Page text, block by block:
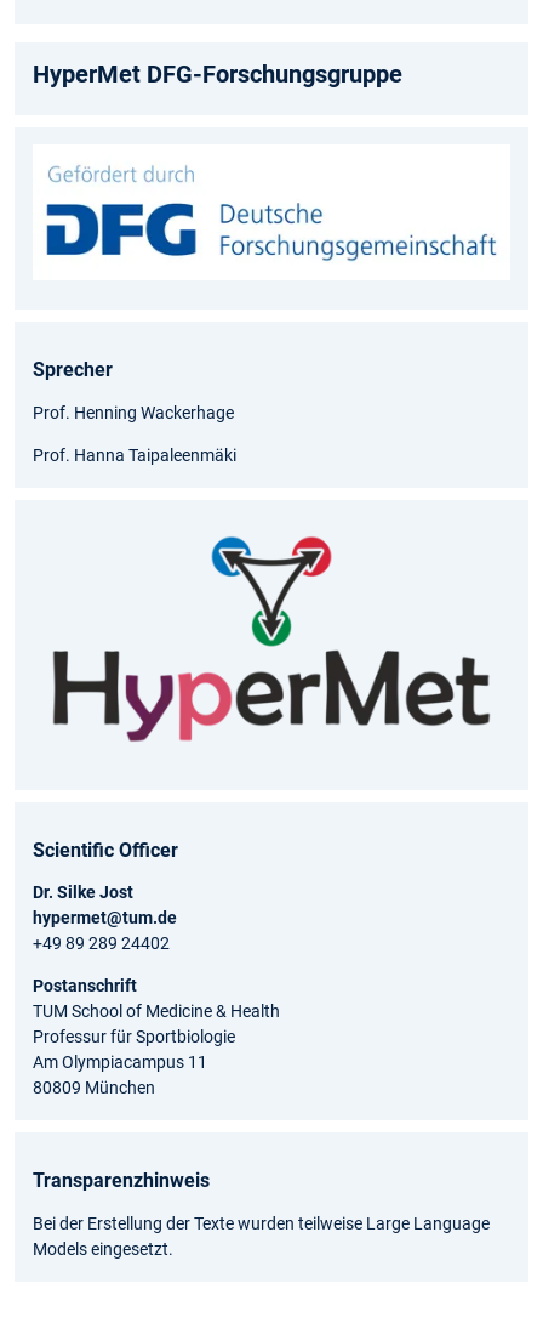
HyperMet DFG-Forschungsgruppe
Sprecher
Prof. Henning Wackerhage
Prof. Hanna Taipaleenmäki
Scientific Officer
Dr. Silke Jost
hypermet@tum.de
+49 89 289 24402
Postanschrift
TUM School of Medicine & Health
Professur für Sportbiologie
Am Olympiacampus 11
80809 München
Transparenzhinweis
Bei der Erstellung der Texte wurden teilweise Large Language
Models eingesetzt.